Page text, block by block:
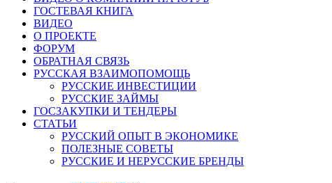
ГОСТЕВАЯ КНИГА
ВИДЕО
О ПРОЕКТЕ
ФОРУМ
ОБРАТНАЯ СВЯЗЬ
РУССКАЯ ВЗАИМОПОМОЩЬ
РУССКИЕ ИНВЕСТИЦИИ
РУССКИЕ ЗАЙМЫ
ГОСЗАКУПКИ И ТЕНДЕРЫ
СТАТЬИ
РУССКИЙ ОПЫТ В ЭКОНОМИКЕ
ПОЛЕЗНЫЕ СОВЕТЫ
РУССКИЕ И НЕРУССКИЕ БРЕНДЫ